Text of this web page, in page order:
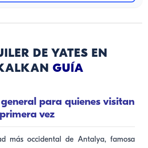
DE YATES EN
GUÍA
para quienes visitan
vez
más occidental de Antalya, famosa